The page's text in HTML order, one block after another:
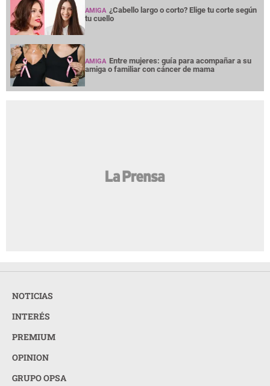
AMIGA ¿Cabello largo o corto? Elige tu corte según
tu cuello
AMIGA Entre mujeres: guía para acompañar a su
amiga o familiar con cáncer de mama
NOTICIAS
INTERÉS
PREMIUM
OPINION
GRUPO OPSA